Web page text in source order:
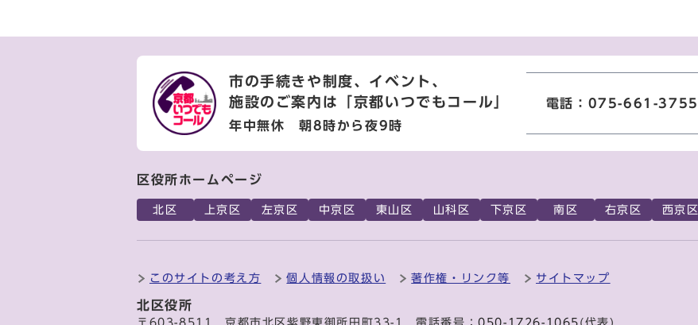
市の手続きや制度、イベント、
施設のご案内は
「京都いつでもコール」
年中無休 朝8時から夜9時
電話：075-661-3755
区役所ホームページ
北区 上京区 左京区 中京区 東山区 山科区 下京区 南区 右京区 西京区
このサイトの考え方 個人情報の取扱い 著作権・リンク等 サイトマップ
北区役所
〒603-8511 京都市北区紫野東御所田町33-1 電話番号：050-1726-1065 (代表)